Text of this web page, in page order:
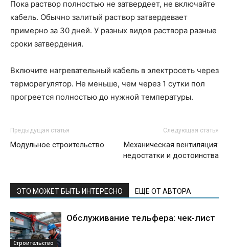
Пока раствор полностью не затвердеет, не включайте
кабель. Обычно залитый раствор затвердевает
примерно за 30 дней. У разных видов раствора разные
сроки затвердения.
Включите нагревательный кабель в электросеть через
терморегулятор. Не меньше, чем через 1 сутки пол
прогреется полностью до нужной температуры.
Предыдущая статья
Модульное строительство
Следующая статья
Механическая вентиляция:
недостатки и достоинства
ЭТО МОЖЕТ БЫТЬ ИНТЕРЕСНО ЕЩЕ ОТ АВТОРА
Строительство
Обслуживание тельфера: чек-лист